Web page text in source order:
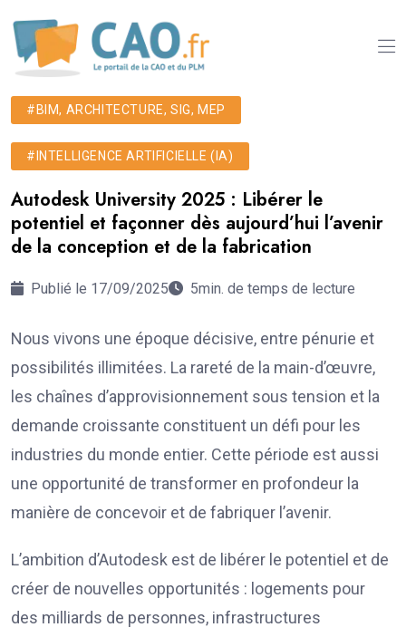
#BIM, ARCHITECTURE, SIG, MEP
#INTELLIGENCE ARTIFICIELLE (IA)
Autodesk University 2025 : Libérer le
potentiel et façonner dès aujourd’hui l’avenir
de la conception et de la fabrication
Publié le 17/09/2025 5min. de temps de lecture
Nous vivons une époque décisive, entre pénurie et
possibilités illimitées. La rareté de la main-d’œuvre,
les chaînes d’approvisionnement sous tension et la
demande croissante constituent un défi pour les
industries du monde entier. Cette période est aussi
une opportunité de transformer en profondeur la
manière de concevoir et de fabriquer l’avenir.
L’ambition d’Autodesk est de libérer le potentiel et de
créer de nouvelles opportunités : logements pour
des milliards de personnes, infrastructures